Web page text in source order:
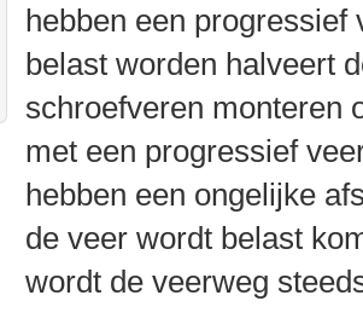
hebben een
belast worden halveert
schroefveren monteren
met een progressief
hebben een ongelijke
de veer wordt belast
wordt de veerweg